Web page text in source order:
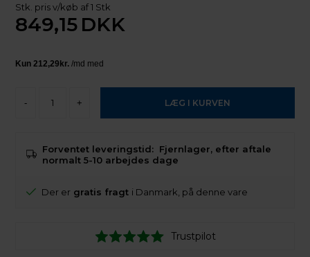
Stk. pris v/køb af 1 Stk
849,15 DKK
- +
Forventet leveringstid: Fjernlager, efter aftale
normalt 5-10 arbejdes dage
Der er gratis fragt i Danmark, på denne vare
Trustpilot